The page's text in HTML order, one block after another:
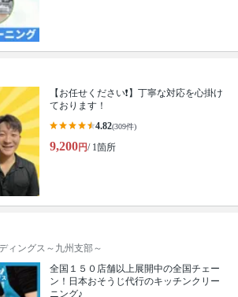
【お任せください❗️】丁寧な対応を心掛け
ております！
4.82(309件)
9,200円/ 1箇所
ィングス～九州支部～
全国１５０店舗以上展開中の全国チェー
ン！日本おそうじ代行のキッチンクリー
ニング♪